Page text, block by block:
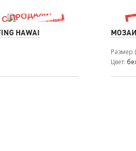
HAWAI
Размер
Цвет